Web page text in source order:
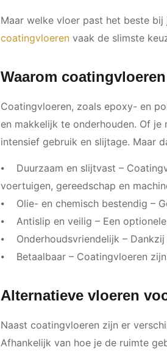
Maar welke vloer past het beste
coatingvloeren vaak de slimste
Waarom
Coatingvloeren, zoals epoxy- en
en makkelijk te onderhouden. Of
intensief gebruik en slijtage. Maar
⦁ Duurzaam en slijtvast –
voertuigen, gereedschap en
⦁ Olie- en chemisch bestendig –
⦁ Antislip en veilig – Een
⦁ Onderhoudsvriendelijk – Dankzij
⦁ Betaalbaar – Coatingvloeren
Alternatieve vloeren
Naast coatingvloeren zijn er
Afhankelijk van hoe je de ruimte